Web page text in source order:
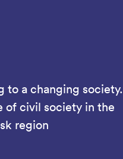
to a changing society.
of civil society in the
region